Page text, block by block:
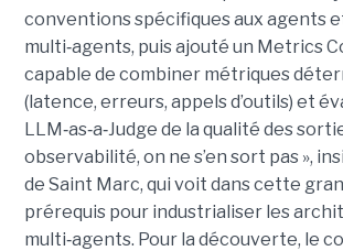
conventions spécifiques aux agents
multi‑agents, puis ajouté un Metrics
capable de combiner métriques
(latence, erreurs, appels d’outils) et
LLM‑as‑a‑Judge de la qualité des
observabilité, on ne s’en sort pas »,
de Saint Marc, qui voit dans cette
prérequis pour industrialiser les
multi‑agents. Pour la découverte, le